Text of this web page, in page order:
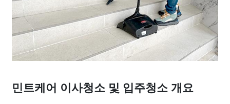
민트케어 이사청소 및 입주청소 개요